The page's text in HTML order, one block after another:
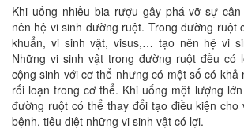
Khi uống nhiều bia rượu gây phá vỡ sự
nên hệ vi sinh đường ruột. Trong đường ruột
khuẩn, vi sinh vật, visus,… tạo nên hệ vi
Những vi sinh vật trong đường ruột đều có
cộng sinh với cơ thể nhưng có một số có khả
rối loạn trong cơ thể. Khi uống một lượng
đường ruột có thể thay đổi tạo điều kiện cho
bệnh, tiêu diệt những vi sinh vật có lợi.